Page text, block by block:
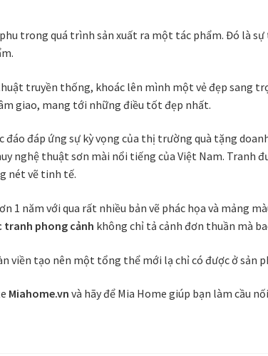
trong quá trình sản xuất ra một tác phẩm. Đó là
truyền thống, khoác lên mình một vẻ đẹp sang
giao, mang tới những điều tốt đẹp nhất.
đáp ứng sự kỳ vọng của thị trường quà tặng
nghệ thuật sơn mài nổi tiếng của Việt Nam.
nét vẽ tinh tế.
1 năm với qua rất nhiều bản vẽ phác họa và mảng
tranh phong cảnh không chỉ tả cảnh đơn thuần mà
tạo nên một tổng thể mới lạ chỉ có được ở sản
Miahome.vn và hãy để Mia Home giúp bạn làm cầu